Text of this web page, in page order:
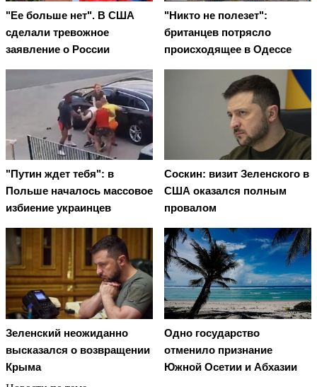
"Ее больше нет". В США
сделали тревожное
заявление о России
"Никто не полезет":
британцев потрясло
происходящее в Одессе
"Путин ждет тебя": в
Польше началось массовое
избиение украинцев
Соскин: визит Зеленского в
США оказался полным
провалом
Зеленский неожиданно
высказался о возвращении
Крыма
Одно государство
отменило признание
Южной Осетии и Абхазии